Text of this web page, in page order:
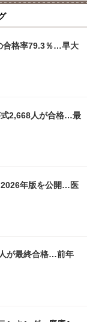
合格率79.3％…早大
2,668人が合格…最
2026年版を公開…医
が最終合格…前年